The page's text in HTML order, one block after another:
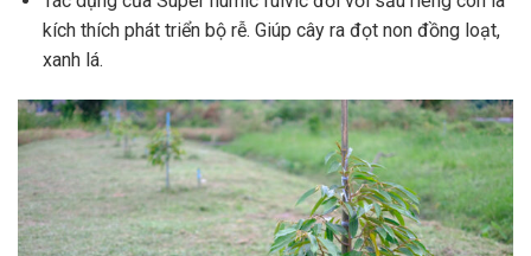
kích thích phát triển bộ rễ. Giúp cây ra đọt non đồng loạt,
xanh lá.